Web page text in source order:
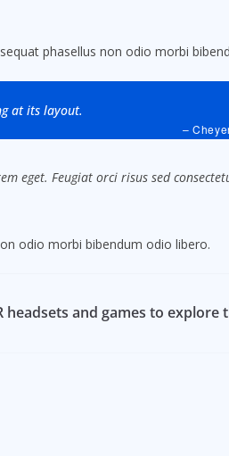
phasellus non odio morbi
at its layout.
–
eget. Feugiat orci risus sed
odio morbi bibendum odio libero.
headsets and games to explore